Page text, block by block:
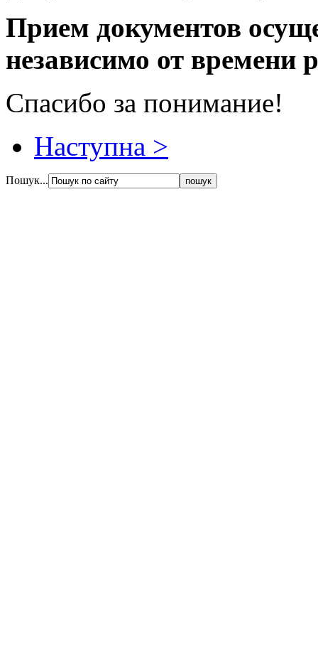
Прием документов
независимо от времени
Спасибо за понимание!
Наступна >
Пошук...